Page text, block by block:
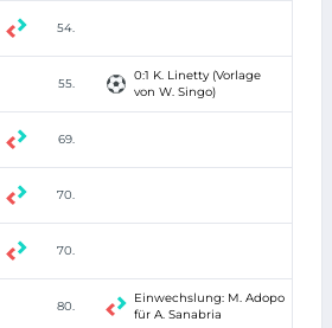
54.
55.
0:1 K. Linetty (Vorlage
von W. Singo)
69.
70.
70.
80.
Einwechslung: M. Adopo
für A. Sanabria